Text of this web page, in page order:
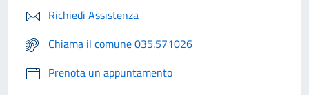
Richiedi Assistenza
Chiama il comune 035.571026
Prenota un appuntamento